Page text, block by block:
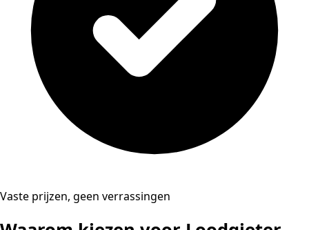
Vaste prijzen, geen verrassingen